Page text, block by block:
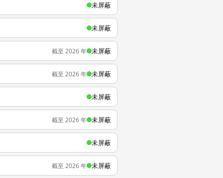
未屏蔽
未屏蔽
截至 2026 年 未屏蔽
截至 2026 年 未屏蔽
未屏蔽
截至 2026 年 未屏蔽
未屏蔽
截至 2026 年 未屏蔽